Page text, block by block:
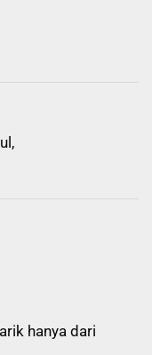
hanya dari